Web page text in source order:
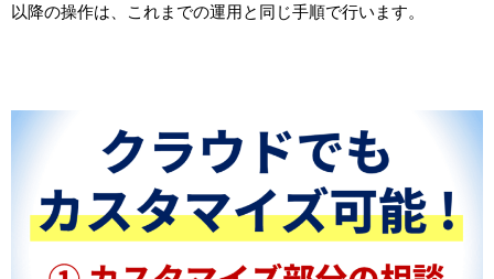
以降の操作は、これまでの運用と同じ手順で行います。